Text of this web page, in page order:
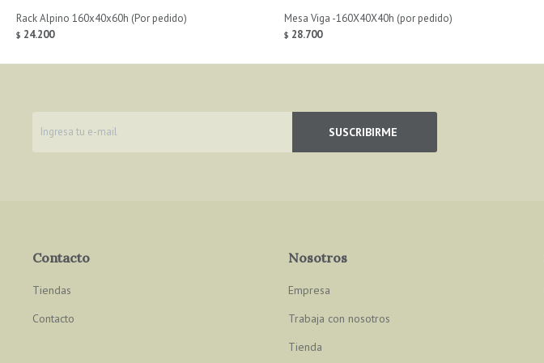
Rack Alpino 160x40x60h (Por pedido)
$ 24.200
Mesa Viga -160X40X40h (por pedido)
$ 28.700
SUSCRIBIRME
Contacto
Tiendas
Contacto
Nosotros
Empresa
Trabaja con nosotros
Tienda